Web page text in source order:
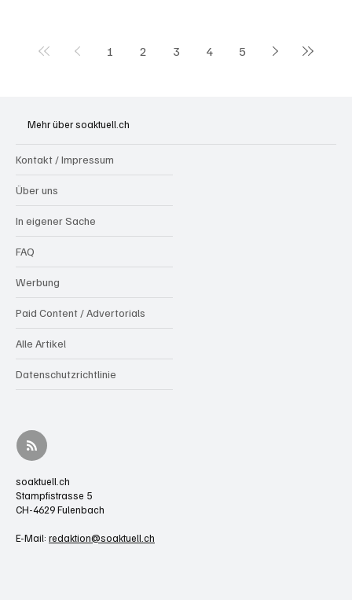
1 2 3 4 5
Mehr über soaktuell.ch
Kontakt / Impressum
Über uns
In eigener Sache
FAQ
Werbung
Paid Content / Advertorials
Alle Artikel
Datenschutzrichtlinie
soaktuell.ch
Stampfistrasse 5
CH-4629 Fulenbach
E-Mail: redaktion@soaktuell.ch